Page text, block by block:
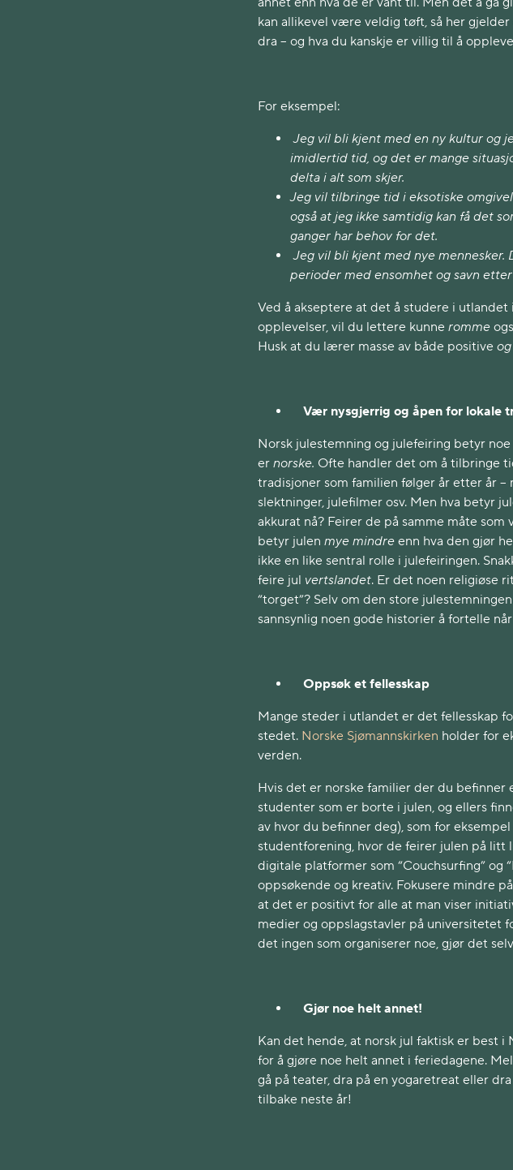
kan allikevel være veldig tøft, så her
dra – og hva du kanskje er villig til å
For eksempel:
Jeg vil bli kjent med en ny kultur og
imidlertid tid, og det er mange
delta i alt som skjer.
Jeg vil tilbringe tid i eksotiske
også at jeg ikke samtidig kan få det
ganger har behov for det.
Jeg vil bli kjent med nye
perioder med ensomhet og savn
Ved å akseptere at det å studere i
opplevelser, vil du lettere kunne romme
Husk at du lærer masse av både positive og
Vær nysgjerrig og åpen for lokale
Norsk julestemning og julefeiring betyr
er norske. Ofte handler det om å tilbringe
tradisjoner som familien følger år etter år –
slektninger, julefilmer osv. Men hva betyr
akkurat nå? Feirer de på samme måte
betyr julen mye mindre enn hva den gjør
ikke en like sentral rolle i julefeiringen.
feire jul vertslandet. Er det noen religiøse
“torget”? Selv om den store
sannsynlig noen gode historier å fortelle
Oppsøk et fellesskap
Mange steder i utlandet er det fellesskap
stedet. Norske Sjømannskirken holder for
verden.
Hvis det er norske familier der du
studenter som er borte i julen, og ellers
av hvor du befinner deg), som for
studentforening, hvor de feirer julen på litt
digitale platformer som “Couchsurfing” og
oppsøkende og kreativ. Fokusere mindre
at det er positivt for alle at man viser
medier og oppslagstavler på universitetet
det ingen som organiserer noe, gjør det
Gjør noe helt annet!
Kan det hende, at norsk jul faktisk er best i
for å gjøre noe helt annet i feriedagene.
gå på teater, dra på en yogaretreat eller
tilbake neste år!